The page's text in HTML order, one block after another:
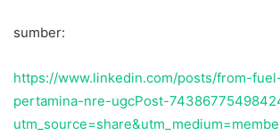
sumber:
https://www.linkedin.com/posts/from-
pertamina-nre-ugcPost-